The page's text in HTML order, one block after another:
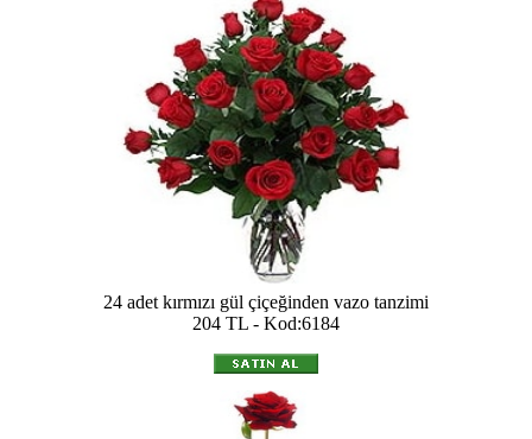
24 adet kırmızı gül çiçeğinden vazo tanzimi
204 TL - Kod:6184